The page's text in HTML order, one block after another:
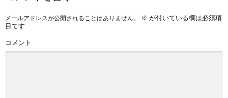
メールアドレスが公開されることはありません。 ※ が付いている欄は必須項
目です
コメント